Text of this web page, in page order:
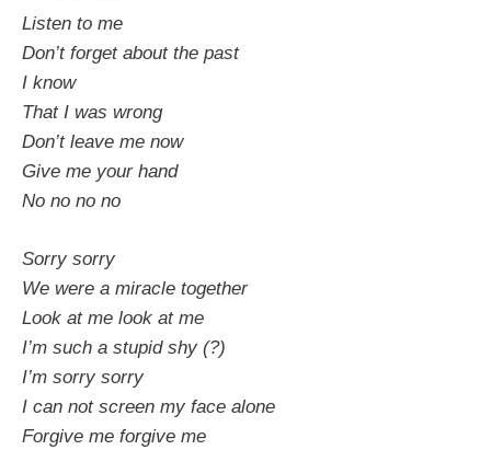
Listen to me
Don’t forget about the past
I know
That I was wrong
Don’t leave me now
Give me your hand
No no no no
Sorry sorry
We were a miracle together
Look at me look at me
I’m such a stupid shy (?)
I’m sorry sorry
I can not screen my face alone
Forgive me forgive me